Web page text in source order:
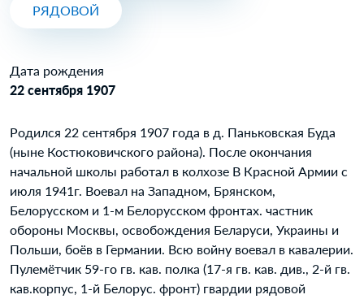
РЯДОВОЙ
Дата рождения
22 сентября 1907
Родился 22 сентября 1907 года в д. Паньковская Буда
(ныне Костюковичского района). После окончания
начальной школы работал в колхозе В Красной Армии с
июля 1941г. Воевал на Западном, Брянском,
Белорусском и 1-м Белорусском фронтах. частник
обороны Москвы, освобождения Беларуси, Украины и
Польши, боёв в Германии. Всю войну воевал в кавалерии.
Пулемётчик 59-го гв. кав. полка (17-я гв. кав. див., 2-й гв.
кав.корпус, 1-й Белорус. фронт) гвардии рядовой